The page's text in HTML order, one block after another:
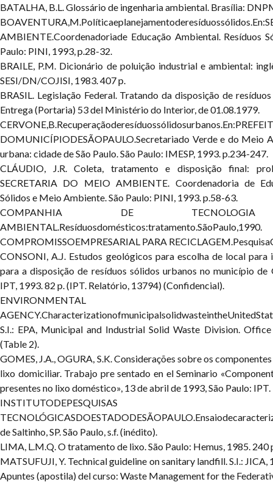
BATALHA, B.L. Glossário de ingenharia ambiental. Brasília:
AMBIENTE.Coordenadoriade Educação Ambiental. Resíduos
Paulo: PINI, 1993, p.28-32.
BRAILE, P.M. Dicionário de poluição industrial e ambiental:
SESI/DN/COJISI, 1983. 407p.
BRASIL. Legislação Federal. Tratando da disposição de
Entrega (Portaria) 53 del Ministério do Interior, de 01.08.1979.
DOMUNICÍPIODESÃOPAULO.Secretariado Verde e do Meio
urbana: cidade de São Paulo. São Paulo: IMESP, 1993. p.234-247.
CLÁUDIO, J.R. Coleta, tratamento e disposição final:
SECRETARIA DO MEIO AMBIENTE. Coordenadoria de
Sólidos e Meio Ambiente. São Paulo: PINI, 1993. p.58-63.
COMPANHIA DE TECNOLOGIA
AMBIENTAL.Resíduosdomésticos:tratamento.SãoPaulo,1990.
COMPROMISSOEMPRESARIAL PARA
CONSONI, A.J. Estudos geológicos para escolha de local
para a disposição de resíduos sólidos urbanos no município de
IPT, 1993. 82 p. (IPT. Relatório, 13794) (Confidencial).
ENVIRONMENTAL
S.I.: EPA, Municipal and Industrial Solid Waste Division.
(Table 2).
GOMES, J.A., OGURA, S.K. Considerações sobre os
lixo domiciliar. Trabajo pre sentado en el Seminario
presentes no lixo doméstico», 13 de abril de 1993, São Paulo: IPT.
INSTITUTODEPESQUISAS
de Saltinho, SP. São Paulo, s.f. (inédito).
LIMA, L.M.Q. O tratamento de lixo. São Paulo: Hemus, 1985. 240
MATSUFUJI, Y. Technical guideline on sanitary landfill. S.I.:
Apuntes (apostila) del curso: Waste Management for the